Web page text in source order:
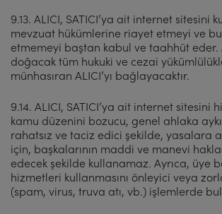
9.13. ALICI, SATICI’ya ait internet sitesini
mevzuat hükümlerine riayet etmeyi ve
etmemeyi baştan kabul ve taahhüt eder.
doğacak tüm hukuki ve cezai
münhasıran ALICI’yı bağlayacaktır.
9.14. ALICI, SATICI’ya ait internet sitesini
kamu düzenini bozucu, genel ahlaka
rahatsız ve taciz edici şekilde, yasalara
için, başkalarının maddi ve manevi
edecek şekilde kullanamaz. Ayrıca, üye
hizmetleri kullanmasını önleyici veya
(spam, virus, truva atı, vb.) işlemlerde